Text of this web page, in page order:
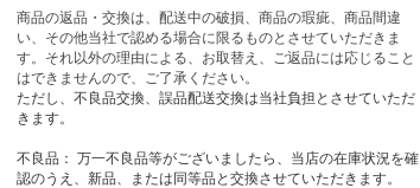
商品の返品・交換は、配送中の破損、商品の瑕疵、商品間違
い、その他当社で認める場合に限るものとさせていただきま
す。それ以外の理由による、お取替え、ご返品には応じること
はできませんので、ご了承ください。
ただし、不良品交換、誤品配送交換は当社負担とさせていただ
きます。
不良品： 万一不良品等がございましたら、当店の在庫状況を確
認のうえ、新品、または同等品と交換させていただきます。